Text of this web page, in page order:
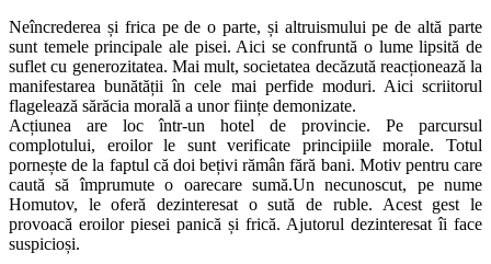
Neîncrederea și frica pe de o parte, și altruismului pe de altă parte
sunt temele principale ale pisei. Aici se confruntă o lume lipsită de
suflet cu generozitatea. Mai mult, societatea decăzută reacționează la
manifestarea bunătății în cele mai perfide moduri. Aici scriitorul
flagelează sărăcia morală a unor ființe demonizate.
Acțiunea are loc într-un hotel de provincie. Pe parcursul
complotului, eroilor le sunt verificate principiile morale. Totul
pornește de la faptul că doi bețivi rămân fără bani. Motiv pentru care
caută să împrumute o oarecare sumă.Un necunoscut, pe nume
Homutov, le oferă dezinteresat o sută de ruble. Acest gest le
provoacă eroilor piesei panică și frică. Ajutorul dezinteresat îi face
suspicioși.